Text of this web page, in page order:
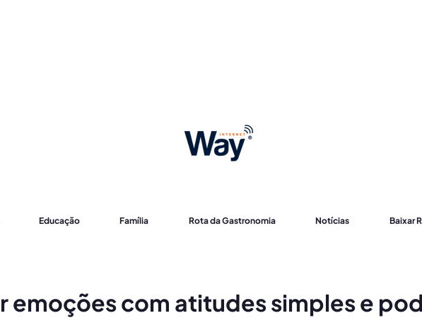
Educação Família Rota da Gastronomia Notícias Baixar
emoções com atitudes simples e